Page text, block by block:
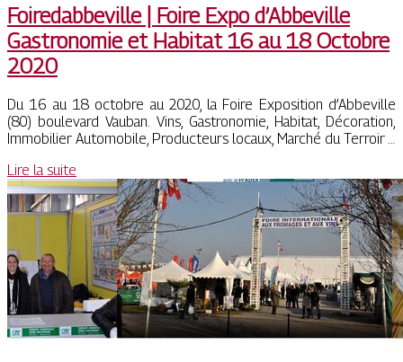
Foiredab­be­vil­le | Foire Expo d’Abbeville
Gastronomie et Habitat 16 au 18 Octobre
2020
Du 16 au 18 octobre au 2020, la Foire Exposition d’Abbeville
(80) boulevard Vauban. Vins, Gastronomie, Habitat, Décoration,
Immobilier Automobile, Producteurs locaux, Marché du Terroir …
Lire la suite